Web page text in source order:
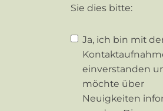
Sie dies bitte:
Ja, ich bin mit
einverstanden
möchte über
Neuigkeiten